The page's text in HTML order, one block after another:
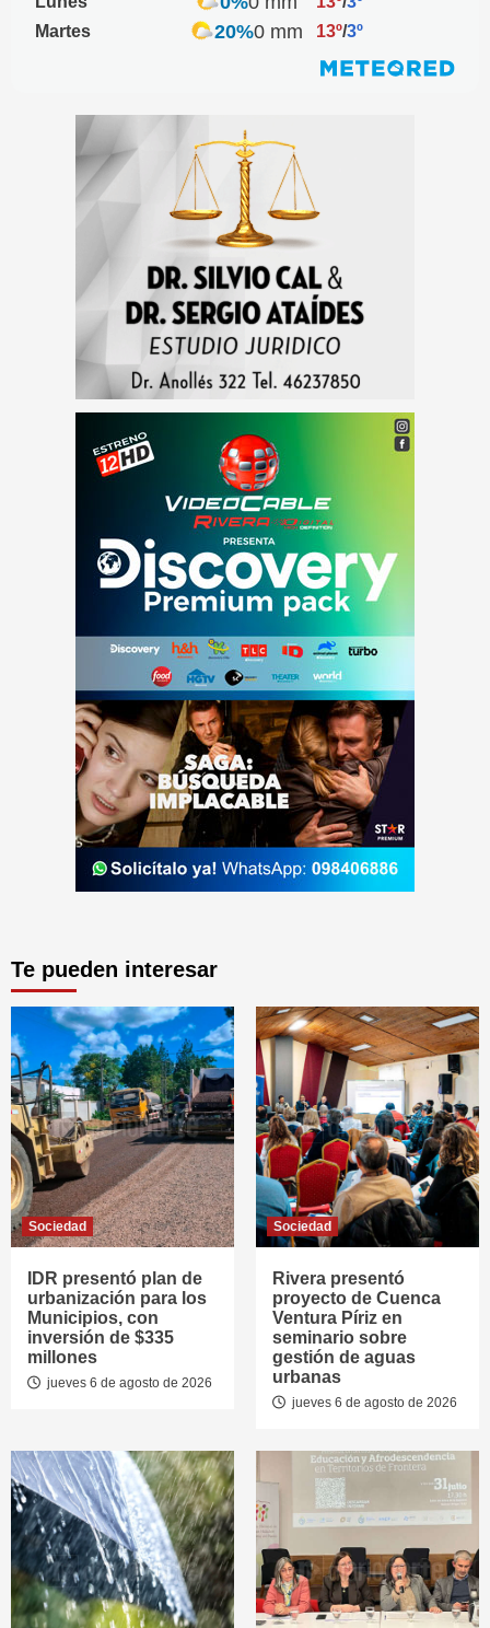
Martes
20%0 mm 13º/3º
Te pueden interesar
Sociedad
IDR presentó plan de
urbanización para los
Municipios, con
inversión de $335
millones
jueves 6 de agosto de 2026
Sociedad
Rivera presentó
proyecto de Cuenca
Ventura Píriz en
seminario sobre
gestión de aguas
urbanas
jueves 6 de agosto de 2026